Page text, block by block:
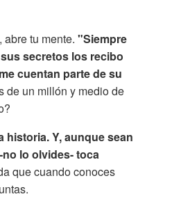
tu mente. "Siempre
secretos los recibo
cuentan parte de su
de un millón y medio de
historia. Y, aunque sean
lo olvides- toca
que cuando conoces